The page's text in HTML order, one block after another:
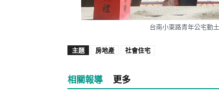
台南小東路青年公宅動
主題 房地產 社會住宅
相關報導 更多